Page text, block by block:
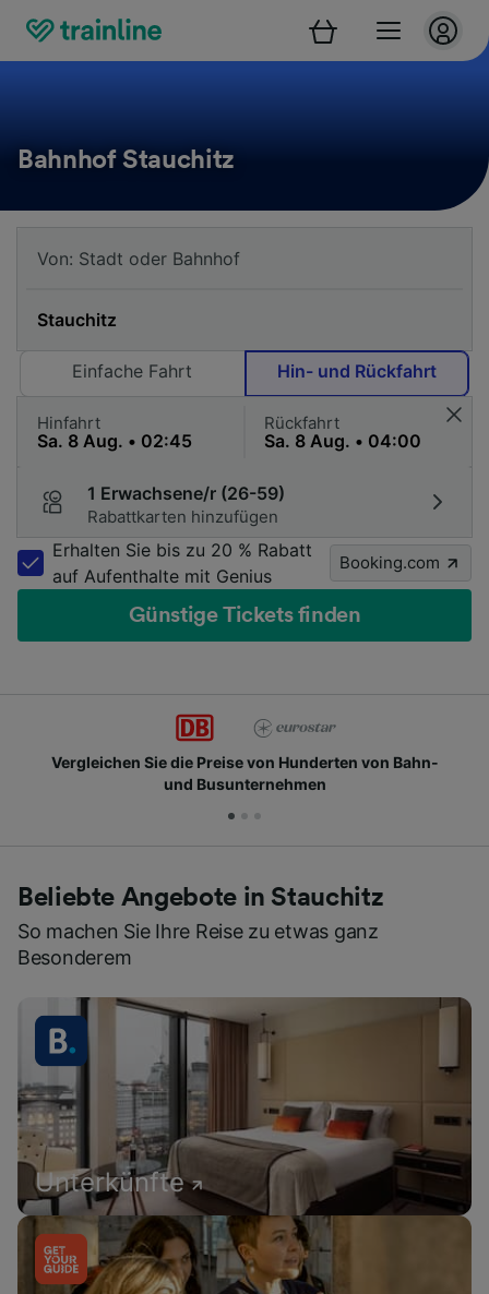
Bahnhof Stauchitz
Einfache Fahrt Hin- und Rückfahrt
Hinfahrt Rückfahrt
1 Erwachsene/r (26-59)
Rabattkarten hinzufügen
Erhalten Sie bis zu 20 % Rabatt
auf Aufenthalte mit Genius
Booking.com
Günstige Tickets finden
Sie die Preise von Hunderten von Bahn-
und Busunternehmen
Beliebte Angebote in Stauchitz
So machen Sie Ihre Reise zu etwas ganz
Besonderem
Unterkünfte